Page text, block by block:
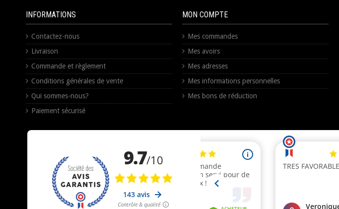
INFORMATIONS
Contactez-nous
Livraison
Commande et règlement
Conditions générales de vente
Qui sommes-nous?
Paiement sécurisé
MON COMPTE
Mes commandes
Mes avoirs
Mes adresses
Mes informations personnelles
Mes bons de réduction